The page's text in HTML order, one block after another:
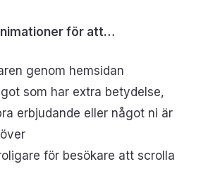
för att…
genom hemsidan
som har extra betydelse,
erbjudande eller något ni är
för besökare att scrolla